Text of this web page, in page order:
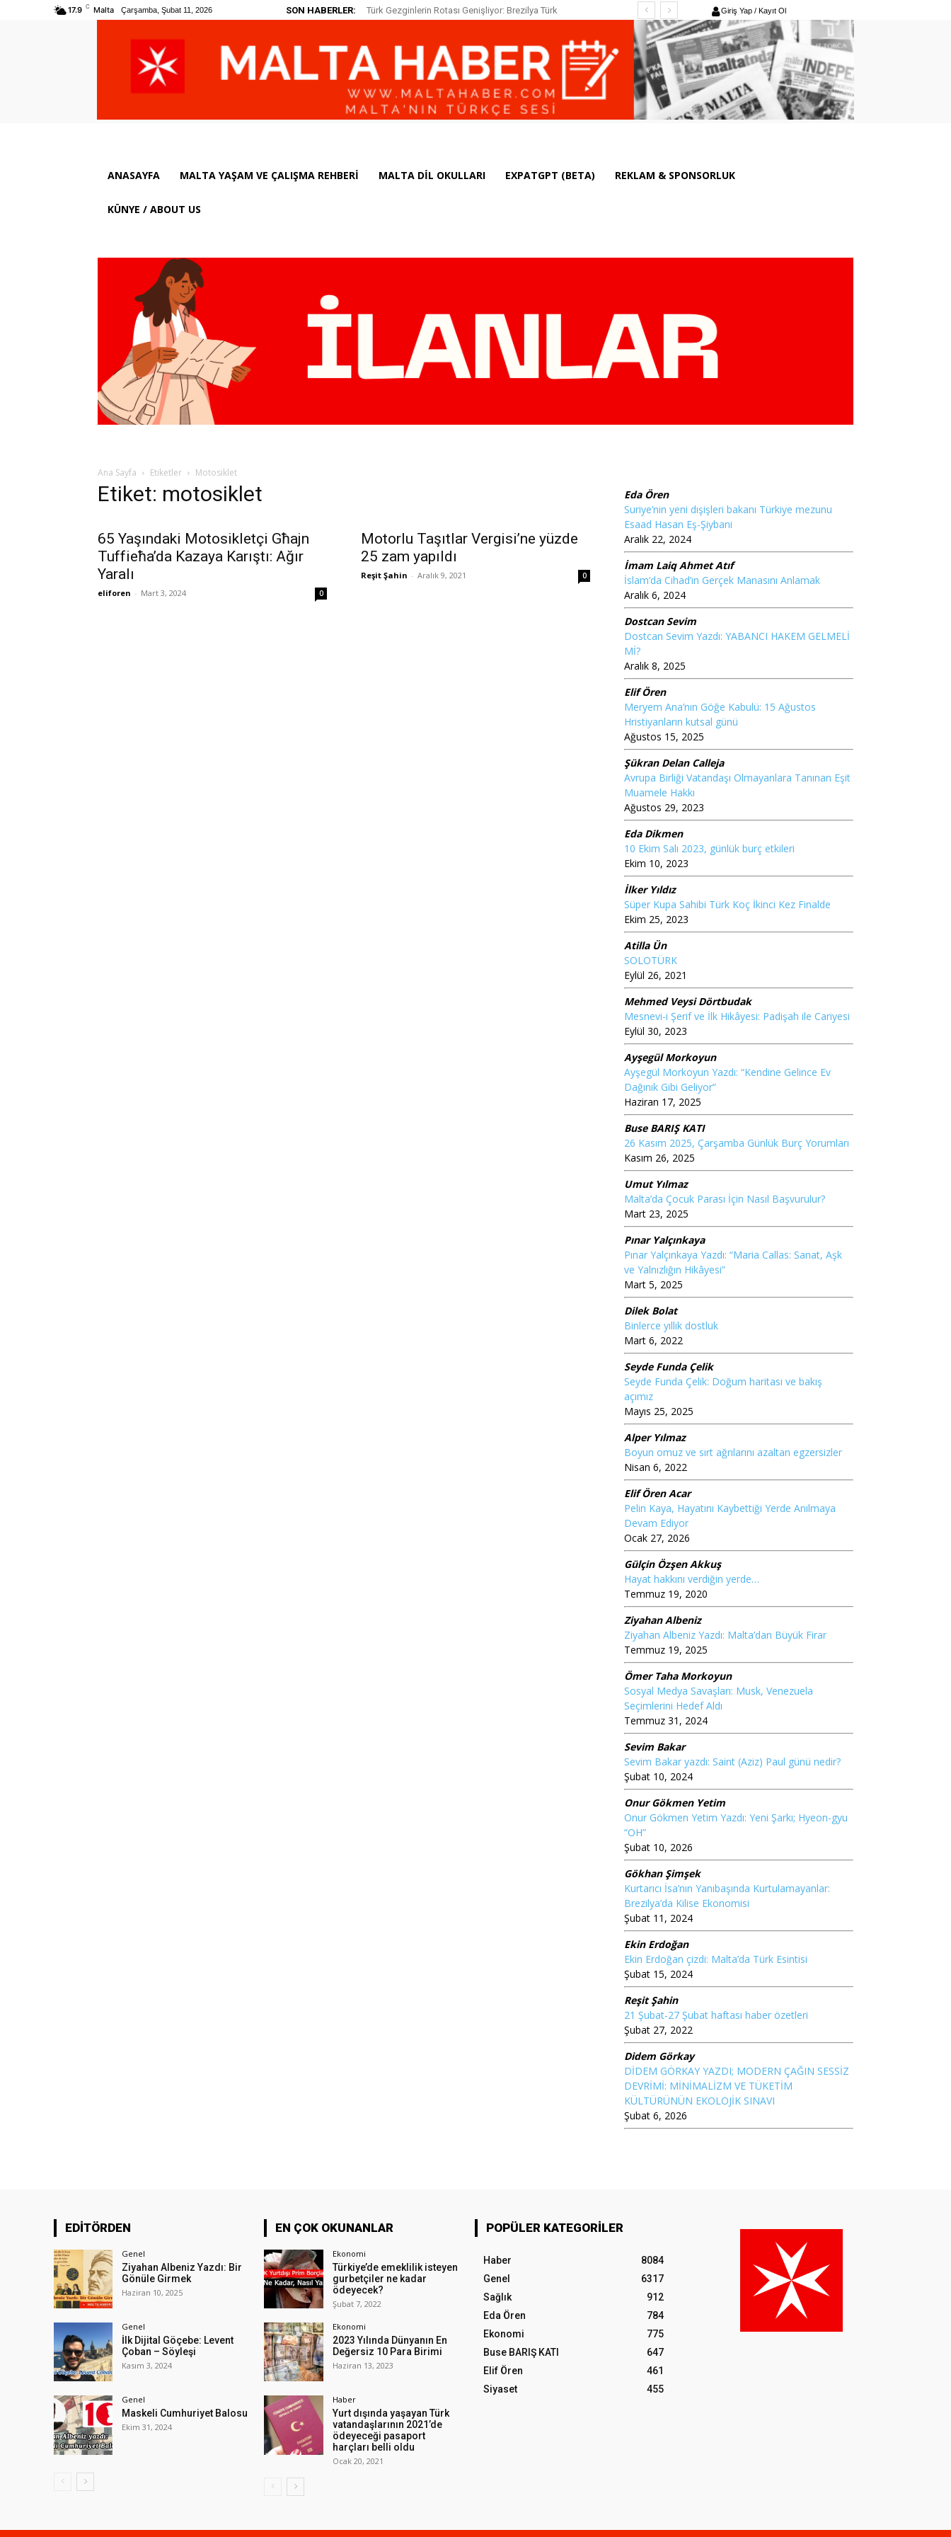
17.9 C Malta Çarşamba, Şubat 11, 2026 SON HABERLER:
Türk Gezginlerin Rotası Genişliyor: Brezilya Türk
Malta’da Depozito Sistemi Başarılı: 2025’te Şişelerin
Giriş Yap / Kayıt Ol
ANASAYFA MALTA YAŞAM VE ÇALIŞMA REHBERI MALTA DIL OKULLARI EXPATGPT (BETA) REKLAM & SPONSORLUK
KÜNYE / ABOUT US
Ana Sayfa Etiketler Motosiklet
Etiket: motosiklet
65 Yaşındaki Motosikletçi Għajn
Tuffieħa’da Kazaya Karıştı: Ağır
Yaralı
eliforen - Mart 3, 2024 0
Motorlu Taşıtlar Vergisi’ne yüzde
25 zam yapıldı
Reşit Şahin - Aralık 9, 2021 0
Eda Ören
Suriye’nin yeni dışişleri bakanı Türkiye mezunu
Esaad Hasan Eş-Şiybani
Aralık 22, 2024
İmam Laiq Ahmet Atıf
İslam’da Cihad’ın Gerçek Manasını Anlamak
Aralık 6, 2024
Dostcan Sevim
Dostcan Sevim Yazdı: YABANCI HAKEM GELMELİ
Mİ?
Aralık 8, 2025
Elif Ören
Meryem Ana’nın Göğe Kabulü: 15 Ağustos
Hristiyanların kutsal günü
Ağustos 15, 2025
Şükran Delan Calleja
Avrupa Birliği Vatandaşı Olmayanlara Tanınan Eşit
Muamele Hakkı
Ağustos 29, 2023
Eda Dikmen
10 Ekim Salı 2023, günlük burç etkileri
Ekim 10, 2023
İlker Yıldız
Süper Kupa Sahibi Türk Koç İkinci Kez Finalde
Ekim 25, 2023
Atilla Ün
SOLOTÜRK
Eylül 26, 2021
Mehmed Veysi Dörtbudak
Mesnevi-i Şerif ve İlk Hikâyesi: Padişah ile Cariyesi
Eylül 30, 2023
Ayşegül Morkoyun
Ayşegül Morkoyun Yazdı: “Kendine Gelince Ev
Dağınık Gibi Geliyor”
Haziran 17, 2025
Buse BARIŞ KATI
26 Kasım 2025, Çarşamba Günlük Burç Yorumları
Kasım 26, 2025
Umut Yılmaz
Malta’da Çocuk Parası İçin Nasıl Başvurulur?
Mart 23, 2025
Pınar Yalçınkaya
Pınar Yalçınkaya Yazdı: “Maria Callas: Sanat, Aşk
ve Yalnızlığın Hikâyesi”
Mart 5, 2025
Dilek Bolat
Binlerce yıllık dostluk
Mart 6, 2022
Seyde Funda Çelik
Seyde Funda Çelik: Doğum haritası ve bakış
açımız
Mayıs 25, 2025
Alper Yılmaz
Boyun omuz ve sırt ağrılarını azaltan egzersizler
Nisan 6, 2022
Elif Ören Acar
Pelin Kaya, Hayatını Kaybettiği Yerde Anılmaya
Devam Ediyor
Ocak 27, 2026
Gülçin Özşen Akkuş
Hayat hakkını verdiğin yerde…
Temmuz 19, 2020
Ziyahan Albeniz
Ziyahan Albeniz Yazdı: Malta’dan Büyük Firar
Temmuz 19, 2025
Ömer Taha Morkoyun
Sosyal Medya Savaşları: Musk, Venezuela
Seçimlerini Hedef Aldı
Temmuz 31, 2024
Sevim Bakar
Sevim Bakar yazdı: Saint (Aziz) Paul günü nedir?
Şubat 10, 2024
Onur Gökmen Yetim
Onur Gökmen Yetim Yazdı: Yeni Şarkı; Hyeon-gyu
“OH”
Şubat 10, 2026
Gökhan Şimşek
Kurtarıcı İsa’nın Yanıbaşında Kurtulamayanlar:
Brezilya’da Kilise Ekonomisi
Şubat 11, 2024
Ekin Erdoğan
Ekin Erdoğan çizdi: Malta’da Türk Esintisi
Şubat 15, 2024
Reşit Şahin
21 Şubat-27 Şubat haftası haber özetleri
Şubat 27, 2022
Didem Görkay
DİDEM GÖRKAY YAZDI; MODERN ÇAĞIN SESSİZ
DEVRİMİ: MİNİMALİZM VE TÜKETİM
KÜLTÜRÜNÜN EKOLOJİK SINAVI
Şubat 6, 2026
EDİTÖRDEN
Genel
Ziyahan Albeniz Yazdı: Bir
Gönüle Girmek
Haziran 10, 2025
Genel
İlk Dijital Göçebe: Levent
Çoban – Söyleşi
Kasım 3, 2024
Genel
Maskeli Cumhuriyet Balosu
Ekim 31, 2024
EN ÇOK OKUNANLAR
Ekonomi
Türkiye’de emeklilik isteyen
gurbetçiler ne kadar
ödeyecek?
Şubat 7, 2022
Ekonomi
2023 Yılında Dünyanın En
Değersiz 10 Para Birimi
Haziran 13, 2023
Haber
Yurt dışında yaşayan Türk
vatandaşlarının 2021’de
ödeyeceği pasaport
harçları belli oldu
Ocak 20, 2021
POPÜLER KATEGORILER
Haber
8084
Genel
6317
Sağlık
912
Eda Ören
784
Ekonomi
775
Buse BARIŞ KATI
647
Elif Ören
461
Siyaset
455